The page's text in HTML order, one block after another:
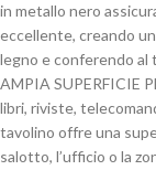
in metallo nero
eccellente, creando
legno e conferendo
AMPIA SUPERFICIE
libri, riviste,
tavolino offre una
salotto, l’ufficio o la